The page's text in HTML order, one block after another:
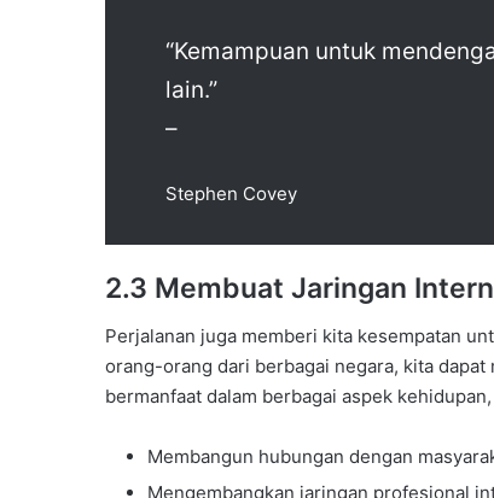
“Kemampuan untuk
lain.”
–
Stephen Covey
2.3 Membuat Jaringan
Perjalanan juga memberi kita kesempatan
orang-orang dari berbagai negara, kita
bermanfaat dalam berbagai aspek
Membangun hubungan dengan
Mengembangkan jaringan profesional